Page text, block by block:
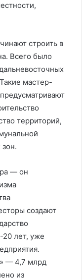
строить в
Всего было
мастер-
территорий,
зон.
— он
создают
20 лет, уже
— 4,7 млрд
из